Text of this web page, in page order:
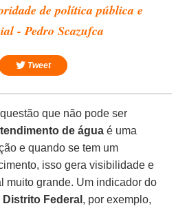
de política pública e
- Pedro Scazufca
Tweet
que não pode ser
de água é uma
e quando se tem um
isso gera visibilidade e
muito grande. Um indicador do
Distrito Federal , por exemplo,